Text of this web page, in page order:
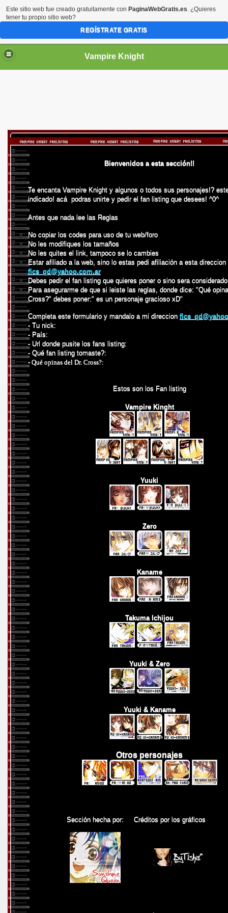
Vampire Knight
Bienvenidos a esta sección!!
Te encanta Vampire Knight y algunos o todos sus personajes!?
indicado! acá podras unirte y pedir el fan listing que desees! ^0^
Antes que nada lee las Reglas
No copiar los codes para uso de tu web/foro
No les modifiques los tamaños
No les quites el link, tampoco se lo cambies
Estar afiliado a la web, sino lo estas pedi afiliación a esta direccion
fics_qd@yahoo.com.ar
Debes pedir el fan listing que quieres poner o sino sera
Para asegurarme de que si leiste las reglas, donde dice: "Qué
Cross?" debes poner:" es un personaje gracioso xD"
Completa este formulario y mandalo a mi direccion
- Tu nick:
- País:
- Url donde pusite los fans listing:
- Qué fan listing tomaste?:
- Qué opinas del Dr. Cross?:
Estos son los Fan listing
Vampire Kinght
Yuuki
Zero
Kaname
Takuma Ichijou
Yuuki & Zero
Yuuki & Kaname
Otros personajes
Sección hecha por: Créditos por los gráficos
Este sitio web fue creado gratuitamente con PaginaWebGratis.es. ¿Quieres
tener tu propio sitio web?
REGÍSTRATE GRATIS